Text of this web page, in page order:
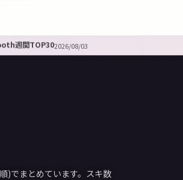
週間TOP302026/08/03
)でまとめています。スキ数